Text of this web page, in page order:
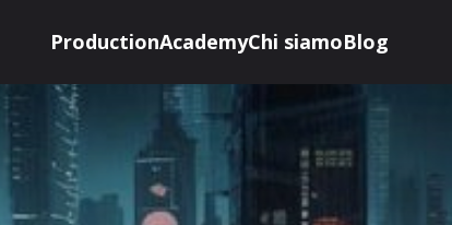
ProductionAcademyChi siamoBlog